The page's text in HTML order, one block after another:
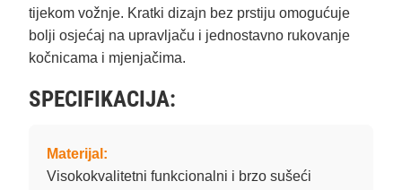
tijekom vožnje. Kratki dizajn bez prstiju omogućuje
bolji osjećaj na upravljaču i jednostavno rukovanje
kočnicama i mjenjačima.
SPECIFIKACIJA:
Materijal:
Visokokvalitetni funkcionalni i brzo sušeći